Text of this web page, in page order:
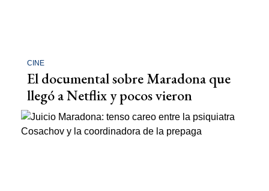
CINE
El documental sobre Maradona que
llegó a Netflix y pocos vieron